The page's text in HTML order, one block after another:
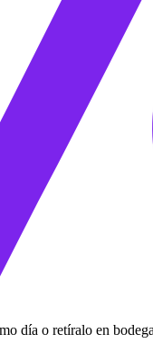
día o retíralo en